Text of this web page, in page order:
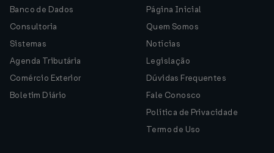
Banco de Dados
Consultoria
Sistemas
Agenda Tributária
Comércio Exterior
Boletim Diário
Página Inicial
Quem Somos
Notícias
Legislação
Dúvidas Frequentes
Fale Conosco
Política de Privacidade
Termo de Uso